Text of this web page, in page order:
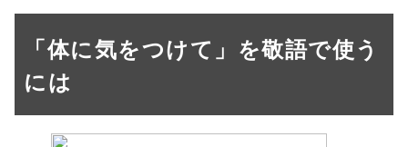
「体に気をつけて」を敬語で使う
には